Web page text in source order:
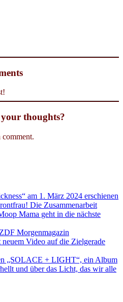
thoughts?
comment.
am 1. März 2024 erschienen
Die Zusammenarbeit
Mama geht in die nächste
Morgenmagazin
Video auf die Zielgerade
„SOLACE + LIGHT“, ein Album
und über das Licht, das wir alle